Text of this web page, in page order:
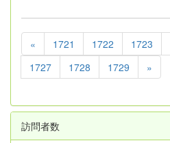
« 1721 1722 1723
1727
1728 1729 »
訪問者数